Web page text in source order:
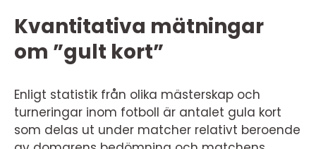
Kvantitativa mätningar
om ”gult kort”
Enligt statistik från olika mästerskap och
turneringar inom fotboll är antalet gula kort
som delas ut under matcher relativt beroende